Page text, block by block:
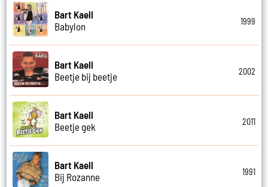
Bart Kaell
Babylon
1999
Bart Kaell
Beetje bij beetje
2002
Bart Kaell
Beetje gek
2011
Bart Kaell
Bij Rozanne
1991